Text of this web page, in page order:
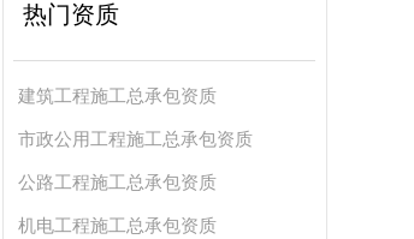
热门资质
建筑工程施工总承包资质
市政公用工程施工总承包资质
公路工程施工总承包资质
机电工程施工总承包资质